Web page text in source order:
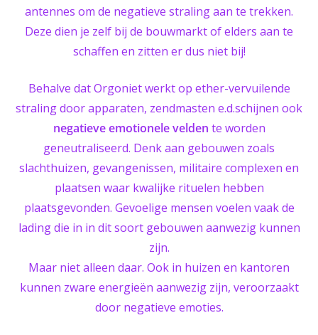
antennes om de negatieve straling aan te trekken.
Deze dien je zelf bij de bouwmarkt of elders aan te
schaffen en zitten er dus niet bij!
Behalve dat Orgoniet werkt op ether-vervuilende
straling door apparaten, zendmasten e.d.schijnen ook
negatieve emotionele velden te worden
geneutraliseerd. Denk aan gebouwen zoals
slachthuizen, gevangenissen, militaire complexen en
plaatsen waar kwalijke rituelen hebben
plaatsgevonden. Gevoelige mensen voelen vaak de
lading die in in dit soort gebouwen aanwezig kunnen
zijn.
Maar niet alleen daar. Ook in huizen en kantoren
kunnen zware energieën aanwezig zijn, veroorzaakt
door negatieve emoties.